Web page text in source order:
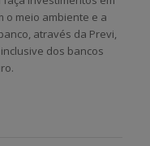
o meio ambiente e a
através da Previ,
dos bancos